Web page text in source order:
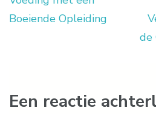
Boeiende Opleiding
de
Een reactie